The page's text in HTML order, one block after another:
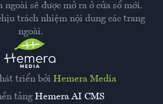
triển bởi Hemera Media
tảng Hemera AI CMS
sẽ được mở ra ở cửa sổ mới.
trách nhiệm nội dung các trang
ngoài.